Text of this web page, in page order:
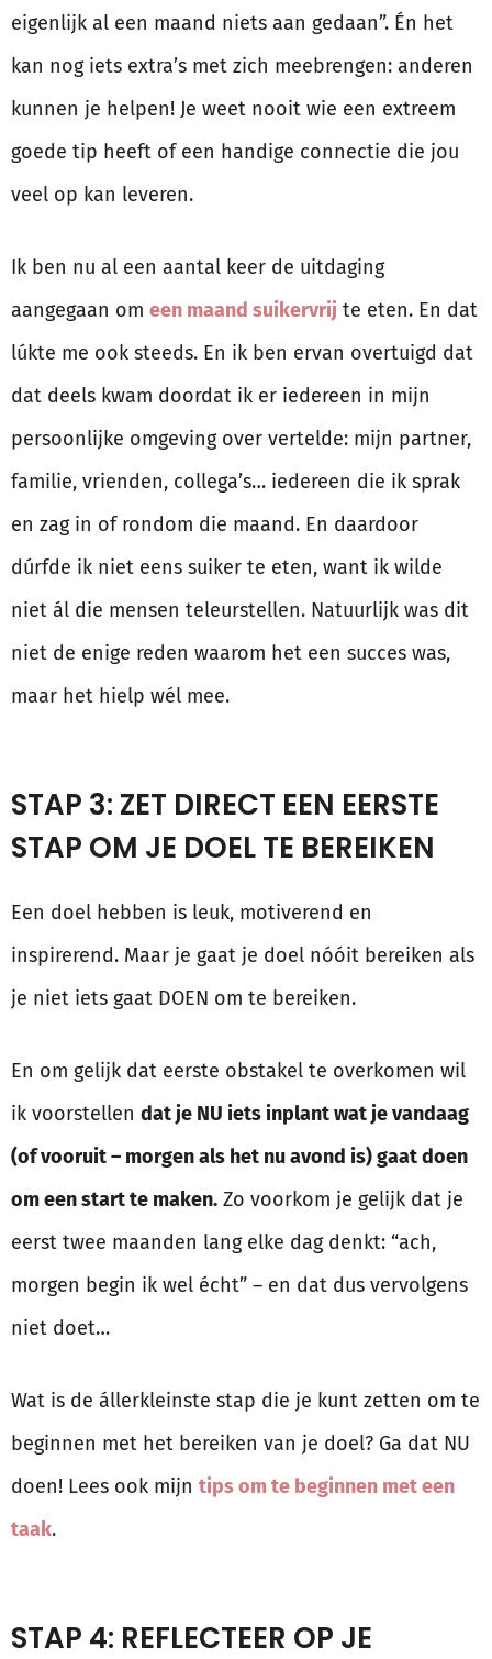
eigenlijk al een maand niets aan gedaan”. Én het
kan nog iets extra’s met zich meebrengen: anderen
kunnen je helpen! Je weet nooit wie een extreem
goede tip heeft of een handige connectie die jou
veel op kan leveren.
Ik ben nu al een aantal keer de uitdaging
aangegaan om een maand suikervrij te eten. En dat
lúkte me ook steeds. En ik ben ervan overtuigd dat
dat deels kwam doordat ik er iedereen in mijn
persoonlijke omgeving over vertelde: mijn partner,
familie, vrienden, collega’s… iedereen die ik sprak
en zag in of rondom die maand. En daardoor
dúrfde ik niet eens suiker te eten, want ik wilde
niet ál die mensen teleurstellen. Natuurlijk was dit
niet de enige reden waarom het een succes was,
maar het hielp wél mee.
STAP 3: ZET DIRECT EEN EERSTE
STAP OM JE DOEL TE BEREIKEN
Een doel hebben is leuk, motiverend en
inspirerend. Maar je gaat je doel nóóit bereiken als
je niet iets gaat DOEN om te bereiken.
En om gelijk dat eerste obstakel te overkomen wil
ik voorstellen dat je NU iets inplant wat je vandaag
(of vooruit – morgen als het nu avond is) gaat doen
om een start te maken. Zo voorkom je gelijk dat je
eerst twee maanden lang elke dag denkt: “ach,
morgen begin ik wel écht” – en dat dus vervolgens
niet doet…
Wat is de állerkleinste stap die je kunt zetten om te
beginnen met het bereiken van je doel? Ga dat NU
doen! Lees ook mijn tips om te beginnen met een
taak.
STAP 4: REFLECTEER OP JE